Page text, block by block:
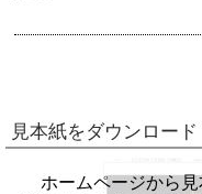
見本紙をダウンロード
ホームページから